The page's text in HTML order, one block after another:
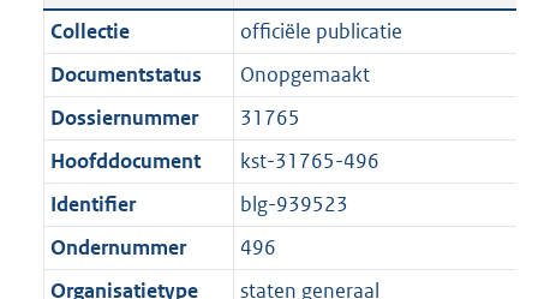
c
t
i
e
n
f
o
t
:
2
7
2
K
b
n
d
s
r
o
o
t
a
n
d
g
r
o
t
Collectie
officiële publicatie
Documentstatus
Onopgemaakt
Dossiernummer
31765
Hoofddocument
kst-31765-496
Identifier
blg-939523
Ondernummer
496
Organisatietype
staten generaal